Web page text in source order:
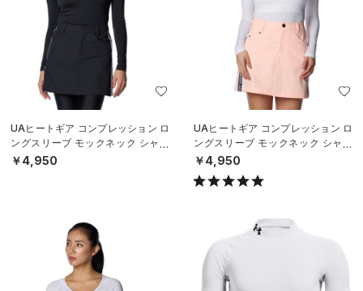
UAヒートギア コンプレッション ロ
ングスリーブ モックネック シャツ
（ゴルフ/WOMEN）
￥4,950
UAヒートギア コンプレッション ロ
ングスリーブ モックネック シャツ
（ゴルフ/WOMEN）
￥4,950